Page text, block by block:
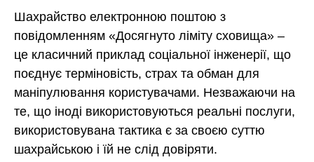
Шахрайство електронною поштою з
повідомленням «Досягнуто ліміту сховища» –
це класичний приклад соціальної інженерії, що
поєднує терміновість, страх та обман для
маніпулювання користувачами. Незважаючи на
те, що іноді використовуються реальні послуги,
використовувана тактика є за своєю суттю
шахрайською і їй не слід довіряти.